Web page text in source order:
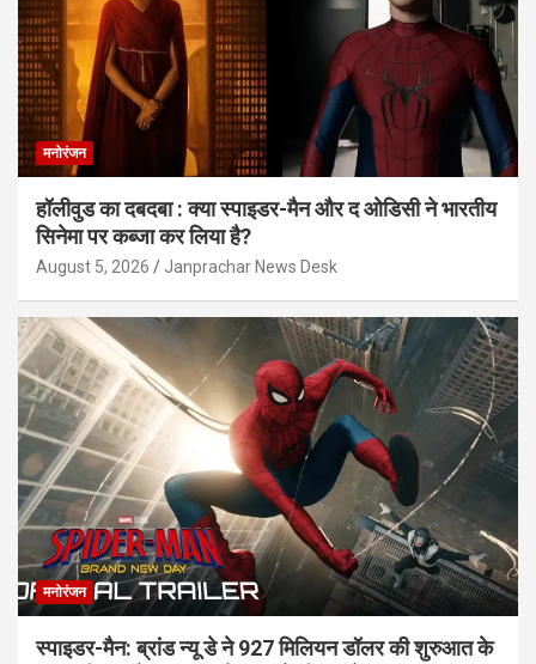
मनोरंजन
हॉलीवुड का दबदबा : क्या स्पाइडर-मैन और द ओडिसी ने भारतीय
सिनेमा पर कब्जा कर लिया है?
August 5, 2026 Janprachar News Desk
मनोरंजन
स्पाइडर-मैन: ब्रांड न्यू डे ने 927 मिलियन डॉलर की शुरुआत के